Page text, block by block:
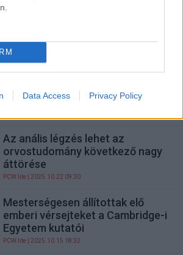
Data Access Privacy Policy
jobban a világot?
rákgyógyszert
Az anális légzés lehet az
orvostudomány következő nagy
áttörése
PCW.lite | 2025.10.22 09:30
Mesterségesen állítottak elő
emberi vérsejteket a Cambridge-i
Egyetem kutatói
PCW.lite | 2025.10.15 18:32